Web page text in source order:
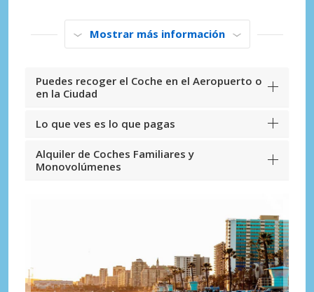
Mostrar más información
Puedes recoger el Coche en el Aeropuerto o
en la Ciudad
Lo que ves es lo que pagas
Alquiler de Coches Familiares y
Monovolúmenes